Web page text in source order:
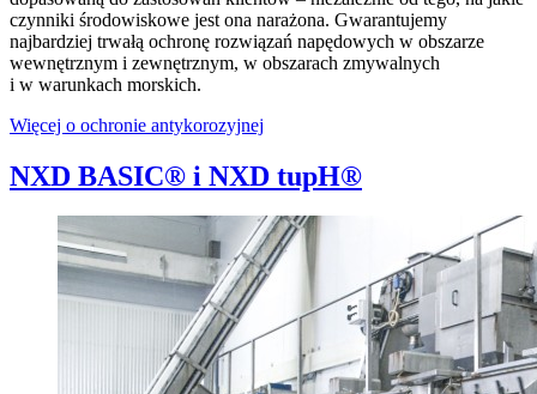
czynniki środowiskowe jest ona narażona. Gwarantujemy
najbardziej trwałą ochronę rozwiązań napędowych w obszarze
wewnętrznym i zewnętrznym, w obszarach zmywalnych
i w warunkach morskich.
Więcej o ochronie antykorozyjnej
NXD BASIC® i NXD tupH®